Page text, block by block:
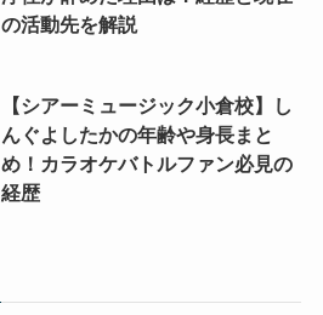
の活動先を解説
【シアーミュージック小倉校】し
んぐよしたかの年齢や身長まと
め！カラオケバトルファン必見の
経歴